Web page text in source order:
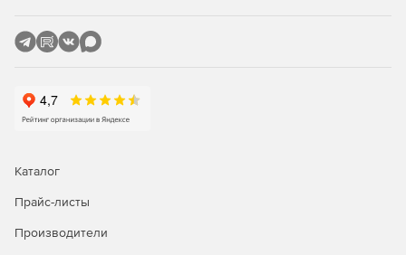
включая:
Каталог
Прайс-листы
Производители